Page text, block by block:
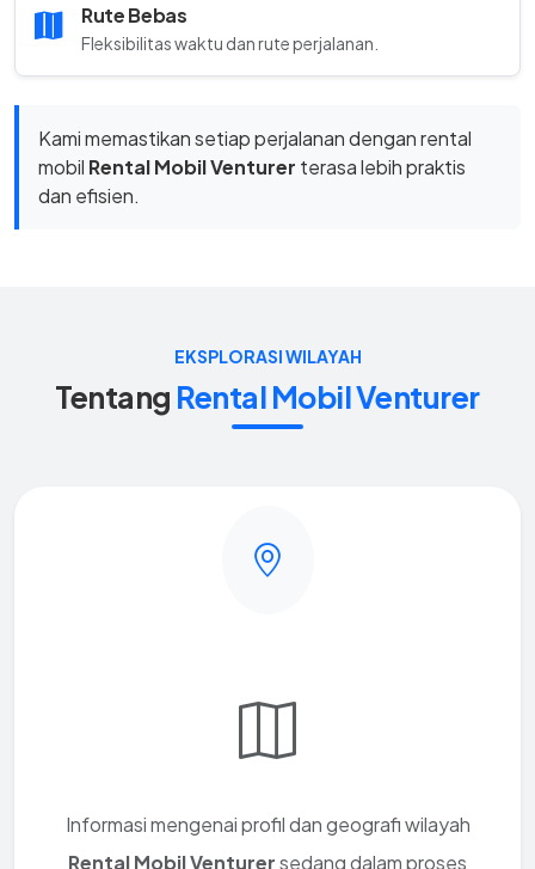
Rute Bebas
Fleksibilitas waktu dan rute perjalanan.
Kami memastikan setiap perjalanan dengan rental
mobil Rental Mobil Venturer terasa lebih praktis
dan efisien.
EKSPLORASI WILAYAH
Tentang Rental Mobil Venturer
Informasi mengenai profil dan geografi wilayah
Rental Mobil Venturersedang dalam proses